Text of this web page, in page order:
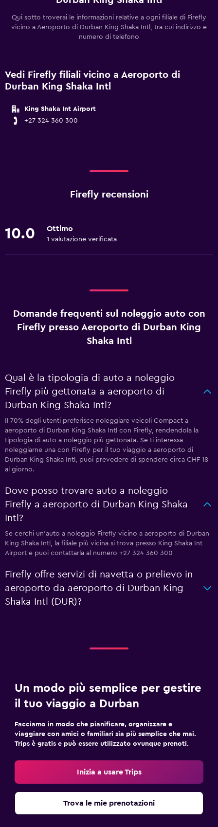
Qui sotto troverai le informazioni relative a ogni filiale di Firefly
vicino a Aeroporto di Durban King Shaka Intl, tra cui indirizzo e
numero di telefono
Vedi Firefly filiali vicino a Aeroporto di
Durban King Shaka Intl
King Shaka Int Airport
+27 324 360 300
Firefly recensioni
10.0 Ottimo
1 valutazione verificata
Domande frequenti sul noleggio auto con
Firefly presso Aeroporto di Durban King
Shaka Intl
Qual è la tipologia di auto a noleggio
Firefly più gettonata a aeroporto di
Durban King Shaka Intl?
Il 70% degli utenti preferisce noleggiare veicoli Compact a
aeroporto di Durban King Shaka Intl con Firefly, rendendola la
tipologia di auto a noleggio più gettonata. Se ti interessa
noleggiarne una con Firefly per il tuo viaggio a aeroporto di
Durban King Shaka Intl, puoi prevedere di spendere circa CHF 18
al giorno.
Dove posso trovare auto a noleggio
Firefly a aeroporto di Durban King Shaka
Intl?
Se cerchi un'auto a noleggio Firefly vicino a aeroporto di Durban
King Shaka Intl, la filiale più vicina si trova presso King Shaka Int
Airport e puoi contattarla al numero +27 324 360 300
Firefly offre servizi di navetta o prelievo in
aeroporto da aeroporto di Durban King
Shaka Intl (DUR)?
Un modo più semplice per gestire
il tuo viaggio a Durban
Facciamo in modo che pianificare, organizzare e
viaggiare con amici o familiari sia più semplice che mai.
Trips è gratis e può essere utilizzato ovunque prenoti.
Inizia a usare Trips
Trova le mie prenotazioni